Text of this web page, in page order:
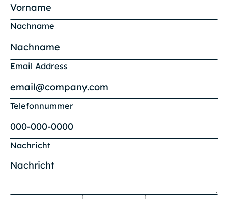
Nachname
Email Address
Telefonnummer
Nachricht